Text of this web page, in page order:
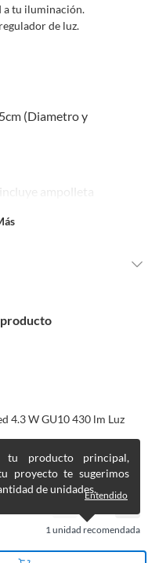
recibes el producto
y sin uso, tal como te lo
experiencia o programas
a medida.
como imperfectos, usados,
remanufacturados o
en esa condición a
a tu iluminación.
de luz.
(Diametro y
ampolleta
De toque
producto
4.3 W GU10 430 lm Luz
1unidad recomendada
tu producto principal,
proyecto te sugerimos
de unidades.Entendido